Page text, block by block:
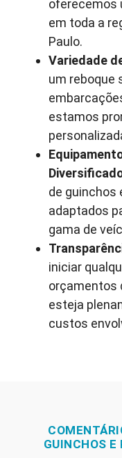
oferecemos
em toda a
Paulo.
Variedade
um reboque
estamos
de guinchos
adaptados
gama de
iniciar
orçamentos
esteja
custos
GUINCHOS E